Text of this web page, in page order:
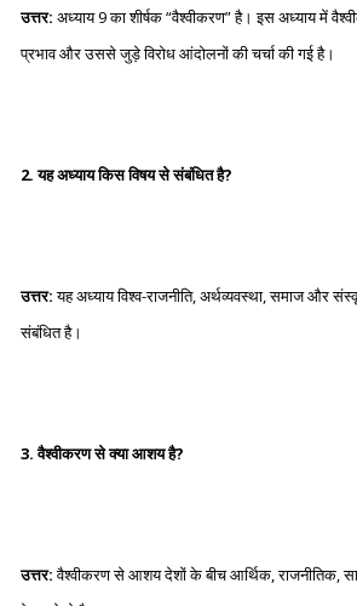
उत्तर: अध्याय 9 का शीर्षक “वैश्वीकरण” है। इस अध्याय में
प्रभाव और उससे जुड़े विरोध आंदोलनों की चर्चा की गई है।
2. यह अध्याय किस विषय से संबंधित है?
उत्तर:यह अध्याय विश्व-राजनीति, अर्थव्यवस्था, समाज और
संबंधित है।
3. वैश्वीकरण से क्या आशय है?
उत्तर:वैश्वीकरण से आशय देशों के बीच आर्थिक, राजनीतिक,